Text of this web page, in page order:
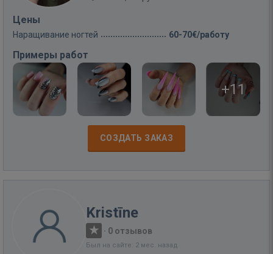
Цены
Наращивание ногтей 60-70€/работу
Примеры работ
+11
СОЗДАТЬ ЗАКАЗ
Kristīne
· 0 отзывов
Был на сайте: 2 мес. назад